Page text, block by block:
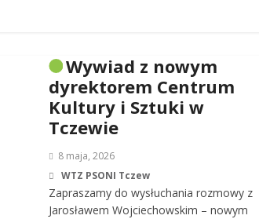
Wywiad z nowym
dyrektorem Centrum
Kultury i Sztuki w
Tczewie
8 maja, 2026
WTZ PSONI Tczew
Zapraszamy do wysłuchania rozmowy z
Jarosławem Wojciechowskim – nowym